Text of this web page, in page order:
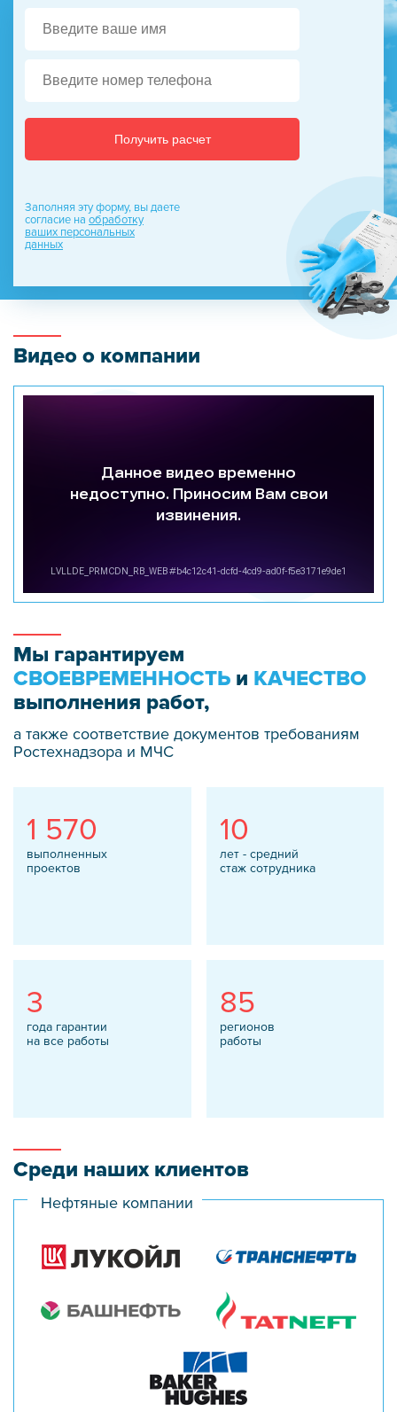
Получить расчет
Заполняя эту форму, вы даете
согласие на обработку
ваших персональных
данных
Видео о компании
Мы гарантируем
СВОЕВРЕМЕННОСТЬ и КАЧЕСТВО
выполнения работ,
а также соответствие документов требованиям
Ростехнадзора и МЧС
1 570
выполненных
проектов
10
лет - средний
стаж сотрудника
3
года гарантии
на все работы
85
регионов
работы
Среди наших клиентов
Нефтяные компании